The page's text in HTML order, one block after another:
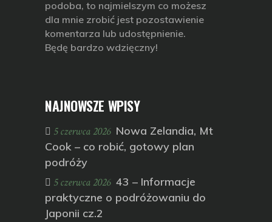
podoba, to najmielszym co możesz
dla mnie zrobić jest pozostawienie
komentarza lub udostępnienie.
Będę bardzo wdzięczny!
NAJNOWSZE WPISY
5 czerwca 2026 Nowa Zelandia, Mt
Cook – co robić, gotowy plan
podróży
5 czerwca 2026 43 – Informacje
praktyczne o podróżowaniu do
Japonii cz.2